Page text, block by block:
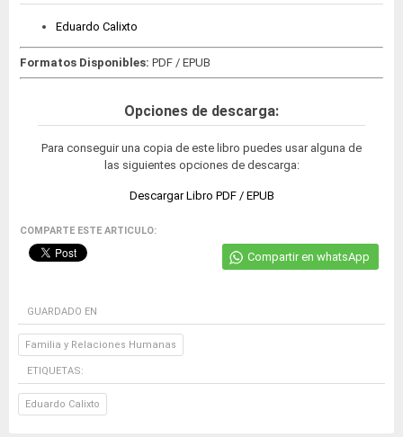
Eduardo Calixto
Formatos Disponibles: PDF / EPUB
Opciones de descarga:
Para conseguir una copia de este libro puedes usar alguna de
las siguientes opciones de descarga:
Descargar Libro PDF / EPUB
COMPARTE ESTE ARTICULO:
Compartir en whatsApp
GUARDADO EN
Familia y Relaciones Humanas
ETIQUETAS:
Eduardo Calixto